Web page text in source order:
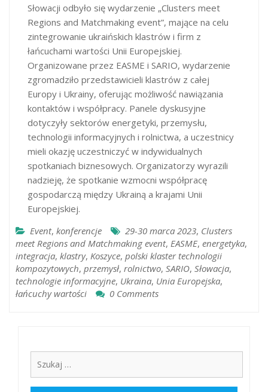
Słowacji odbyło się wydarzenie „Clusters meet
Regions and Matchmaking event”, mające na celu
zintegrowanie ukraińskich klastrów i firm z
łańcuchami wartości Unii Europejskiej.
Organizowane przez EASME i SARIO, wydarzenie
zgromadziło przedstawicieli klastrów z całej
Europy i Ukrainy, oferując możliwość nawiązania
kontaktów i współpracy. Panele dyskusyjne
dotyczyły sektorów energetyki, przemysłu,
technologii informacyjnych i rolnictwa, a uczestnicy
mieli okazję uczestniczyć w indywidualnych
spotkaniach biznesowych. Organizatorzy wyrazili
nadzieję, że spotkanie wzmocni współpracę
gospodarczą między Ukrainą a krajami Unii
Europejskiej.
Event, konferencje 29-30 marca 2023, Clusters
meet Regions and Matchmaking event, EASME, energetyka,
integracja, klastry, Koszyce, polski klaster technologii
kompozytowych, przemysł, rolnictwo, SARIO, Słowacja,
technologie informacyjne, Ukraina, Unia Europejska,
łańcuchy wartości
0 Comments